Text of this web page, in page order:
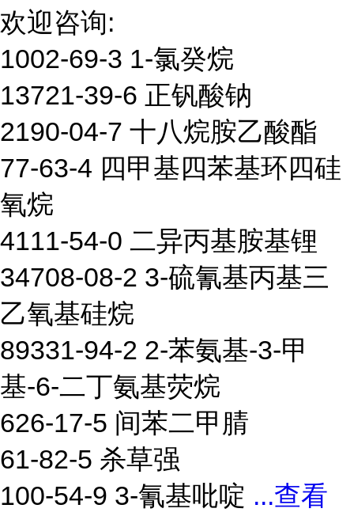
欢迎咨询:
1002-69-3 1-氯癸烷
13721-39-6 正钒酸钠
2190-04-7 十八烷胺乙酸酯
77-63-4 四甲基四苯基环四硅
氧烷
4111-54-0 二异丙基胺基锂
34708-08-2 3-硫氰基丙基三
乙氧基硅烷
89331-94-2 2-苯氨基-3-甲
基-6-二丁氨基荧烷
626-17-5 间苯二甲腈
61-82-5 杀草强
100-54-9 3-氰基吡啶 ...查看